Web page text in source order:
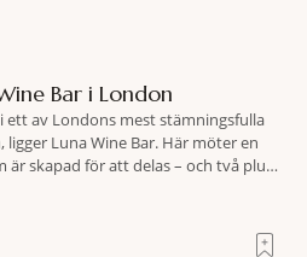
Bar i London
ett av Londons mest stämningsfulla
Luna Wine Bar. Här möter en
är skapad för att delas – och två plus